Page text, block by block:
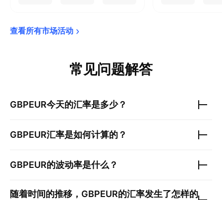
查看所有市场活动
常见问题解答
GBPEUR今天的汇率是多少？
GBPEUR汇率是如何计算的？
GBPEUR的波动率是什么？
随着时间的推移， GBPEUR的汇率发生了怎样的